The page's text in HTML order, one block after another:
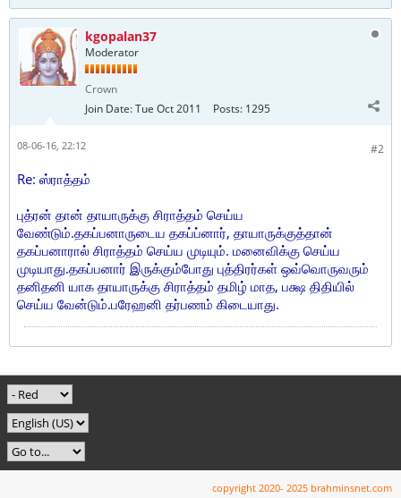
kgopalan37
Moderator
Crown
Join Date:Tue Oct 2011 Posts: 1295
#2
08-06-16, 22:12
Re: ஸ்ராத்தம்
புத்ரன் தான் தாயாருக்கு சிராத்தம் செய்ய
வேண்டும்.தகப்பனாருடைய தகப்ப்னார், தாயாருக்குத்தான்
தகப்பனாரால் சிராத்தம் செய்ய முடியும். மனைவிக்கு செய்ய
முடியாது.தகப்பனார் இருக்கும்போது புத்திரர்கள் ஒவ்வொருவரும்
தனிதனி யாக தாயாருக்கு சிராத்தம் தமிழ் மாத, பக்ஷ திதியில்
செய்ய வேன்டும்.பரேஹனி தர்பணம் கிடையாது.
copyright 2020- 2025 brahminsnet.com